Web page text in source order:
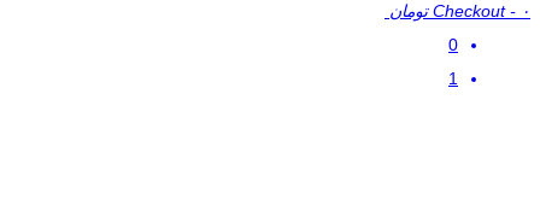
Checkout - ۰ تومان
0
1